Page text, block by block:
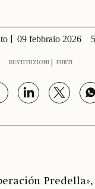
09 febbraio 2026
RESTITUZIONI FURTI